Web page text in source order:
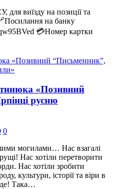
для виїзду на позиції та
на банку
💳Номер картки
«Позивний
русню
0
могилами… Нас взагалі
Нас хотіли перетворити
Нас хотіли зробити
культури, історії та віри в
Така…